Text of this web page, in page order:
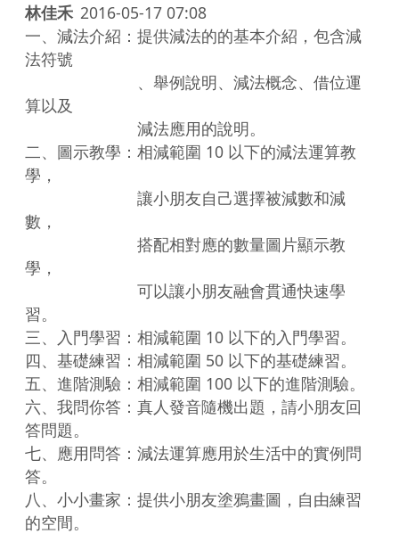
林佳禾 2016-05-17 07:08
一、減法介紹：提供減法的的基本介紹，包含減
法符號
、舉例說明、減法概念、借位運
算以及
減法應用的說明。
二、圖示教學：相減範圍 10 以下的減法運算教
學，
讓小朋友自己選擇被減數和減
數，
搭配相對應的數量圖片顯示教
學，
可以讓小朋友融會貫通快速學
習。
三、入門學習：相減範圍 10 以下的入門學習。
四、基礎練習：相減範圍 50 以下的基礎練習。
五、進階測驗：相減範圍 100 以下的進階測驗。
六、我問你答：真人發音隨機出題，請小朋友回
答問題。
七、應用問答：減法運算應用於生活中的實例問
答。
八、小小畫家：提供小朋友塗鴉畫圖，自由練習
的空間。